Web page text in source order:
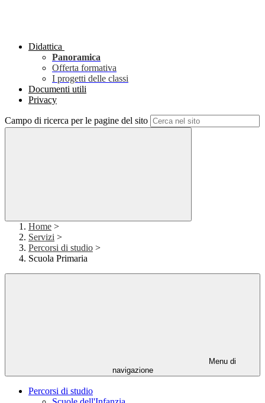
Didattica
Panoramica
Offerta formativa
I progetti delle classi
Documenti utili
Privacy
Campo di ricerca per le pagine del sito
Home >
Servizi >
Percorsi di studio >
Scuola Primaria
Menu di
navigazione
Percorsi di studio